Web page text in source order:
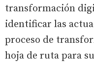
transformación
identificar las
proceso de
hoja de ruta para